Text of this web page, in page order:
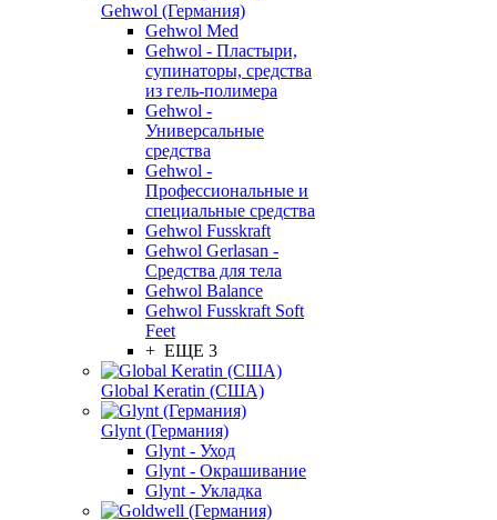
Gehwol (Германия)
Gehwol Med
Gehwol - Пластыри,
супинаторы, средства
из гель-полимера
Gehwol -
Универсальные
средства
Gehwol -
Профессиональные и
специальные средства
Gehwol Fusskraft
Gehwol Gerlasan -
Средства для тела
Gehwol Balance
Gehwol Fusskraft Soft
Feet
+ ЕЩЕ 3
Global Keratin (США)
Glynt (Германия)
Glynt - Уход
Glynt - Окрашивание
Glynt - Укладка